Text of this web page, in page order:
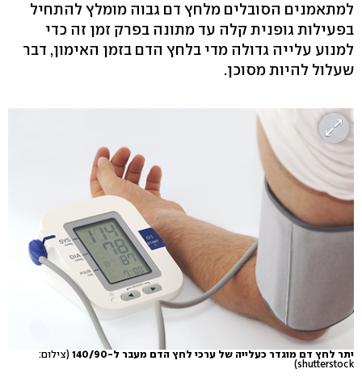
למתאמנים הסובלים מלחץ דם גבוה מומלץ להתחיל
בפעילות גופנית קלה עד מתונה בפרק זמן זה כדי
למנוע עלייה גדולה מדי בלחץ הדם בזמן האימון, דבר
שעלול להיות מסוכן.
יתר לחץ דם מוגדר כעלייה של ערכי לחץ הדם מעבר ל-140/90
(צילום:
shutterstock)